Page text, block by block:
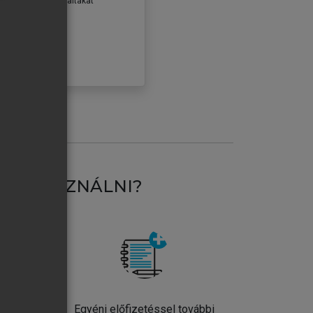
HASZNÁLNI?
Egyéni előfizetéssel további